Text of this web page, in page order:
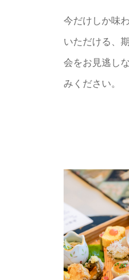
今だけしか味
いただける、
会をお見逃し
みください。